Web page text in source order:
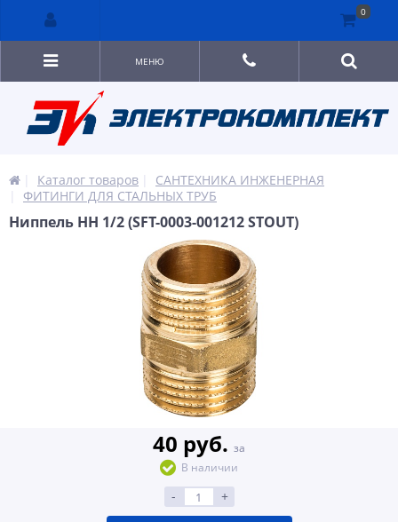
МЕНЮ
Каталог товаров
САНТЕХНИКА ИНЖЕНЕРНАЯ
ФИТИНГИ ДЛЯ СТАЛЬНЫХ ТРУБ
Ниппель НН 1/2 (SFT-0003-001212 STOUT)
40 руб. за
В наличии
- +
0